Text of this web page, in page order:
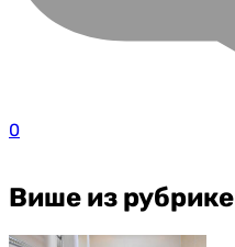
0
Више из рубрике